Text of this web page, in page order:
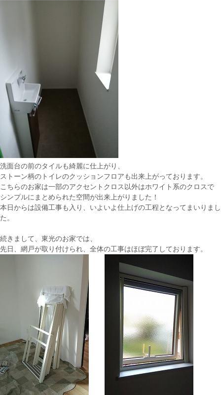
洗面台の前のタイルも綺麗に仕上がり、
ストーン柄のトイレのクッションフロアも出来上がっております。
こちらのお家は一部のアクセントクロス以外はホワイト系のクロスで
シンプルにまとめられた空間が出来上がりました！
本日からは設備工事も入り、いよいよ仕上げの工程となってまいりまし
た。
続きまして、東光のお家では、
先日、網戸が取り付けられ、全体の工事はほぼ完了しております。